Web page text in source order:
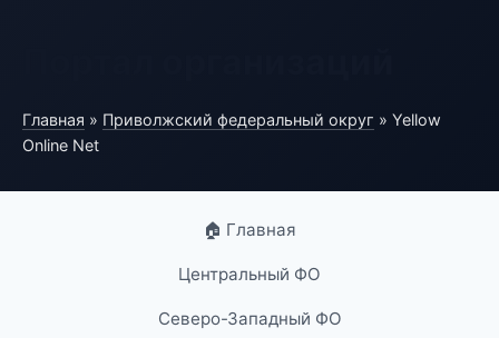
Главная » Приволжский федеральный округ » Yellow
Online Net
🏠 Главная
Центральный ФО
Северо-Западный ФО